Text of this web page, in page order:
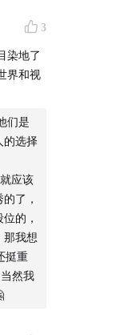
3
染地了
界和视
们是
的选择
应该
了，
的，
那我想
挺重
然我